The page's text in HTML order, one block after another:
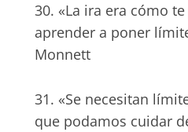
30. «La ira era cómo
aprender a poner
Monnett
31. «Se necesitan
que podamos cuidar